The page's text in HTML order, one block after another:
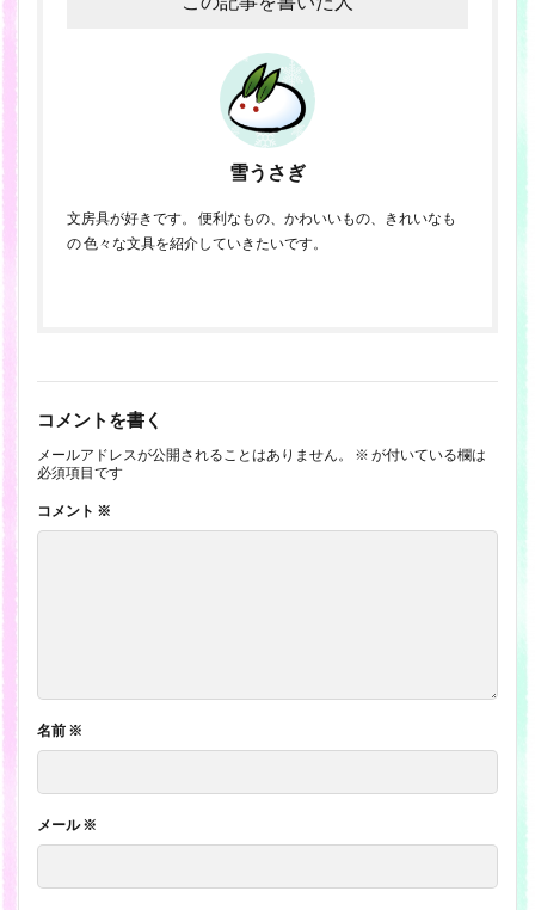
雪うさぎ
文房具が好きです。 便利なもの、かわいいもの、きれいなも
の 色々な文具を紹介していきたいです。
コメントを書く
メールアドレスが公開されることはありません。 ※ が付いている欄は
必須項目です
コメント ※
名前 ※
メール※